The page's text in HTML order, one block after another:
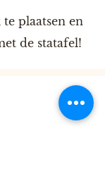
plaatsen en
de statafel!